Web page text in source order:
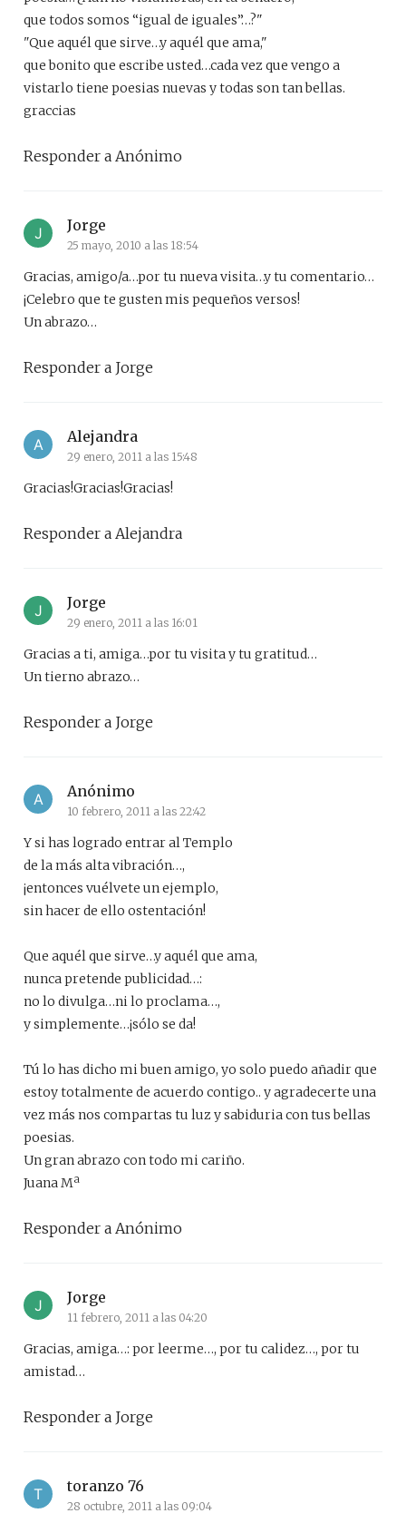
que todos somos “igual de iguales”…?"
"Que aquél que sirve…y aquél que ama,"
que bonito que escribe usted…cada vez que vengo a
vistarlo tiene poesias nuevas y todas son tan bellas.
graccias
Responder a Anónimo
Jorge
25 mayo, 2010 a las 18:54
Gracias, amigo/a…por tu nueva visita…y tu comentario…
¡Celebro que te gusten mis pequeños versos!
Un abrazo…
Responder a Jorge
Alejandra
29 enero, 2011 a las 15:48
Gracias!Gracias!Gracias!
Responder a Alejandra
Jorge
29 enero, 2011 a las 16:01
Gracias a ti, amiga…por tu visita y tu gratitud…
Un tierno abrazo…
Responder a Jorge
Anónimo
10 febrero, 2011 a las 22:42
Y si has logrado entrar al Templo
de la más alta vibración…,
¡entonces vuélvete un ejemplo,
sin hacer de ello ostentación!
Que aquél que sirve…y aquél que ama,
nunca pretende publicidad…:
no lo divulga…ni lo proclama…,
y simplemente…¡sólo se da!
Tú lo has dicho mi buen amigo, yo solo puedo añadir que
estoy totalmente de acuerdo contigo.. y agradecerte una
vez más nos compartas tu luz y sabiduria con tus bellas
poesias.
Un gran abrazo con todo mi cariño.
Juana Mª
Responder a Anónimo
Jorge
11 febrero, 2011 a las 04:20
Gracias, amiga…: por leerme…, por tu calidez…, por tu
amistad…
Responder a Jorge
toranzo 76
28 octubre, 2011 a las 09:04